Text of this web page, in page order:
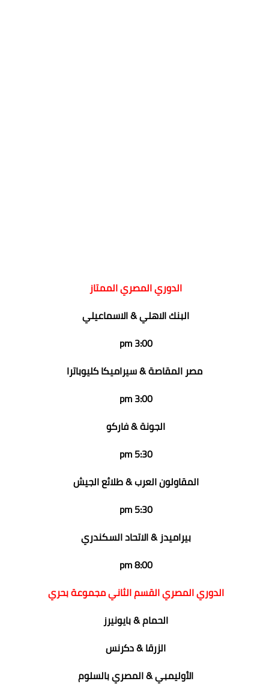
الدوري المصري الممتاز
البنك الاهلي & الاسماعيلي
3:00 pm
مصر المقاصة & سيراميكا كليوباترا
3:00 pm
الجونة & فاركو
5:30 pm
المقاولون العرب & طلائع الجيش
5:30 pm
بيراميدز & الاتحاد السكندري
8:00 pm
الدوري المصري القسم الثاني مجموعة بحري
الحمام & بايونيرز
الزرقا & دكرنس
الأوليمبي & المصري بالسلوم